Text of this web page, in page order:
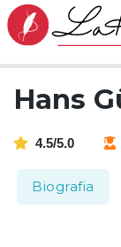
Hans
4.5/5.0
Biografia